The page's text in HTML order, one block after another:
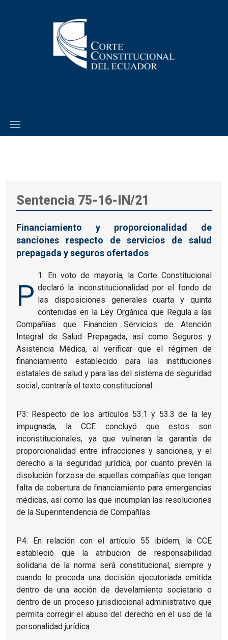
Sentencia 75-16-IN/21
Financiamiento y proporcionalidad de
sanciones respecto de servicios de salud
prepagada y seguros ofertados
P
1: En voto de mayoría, la Corte Constitucional
declaró la inconstitucionalidad por el fondo de
las disposiciones generales cuarta y quinta
contenidas en la Ley Orgánica que Regula a las
Compañías que Financien Servicios de Atención
Integral de Salud Prepagada, así como Seguros y
Asistencia Médica, al verificar que el régimen de
financiamiento establecido para las instituciones
estatales de salud y para las del sistema de seguridad
social, contraría el texto constitucional.
P3: Respecto de los artículos 53.1 y 53.3 de la ley
impugnada, la CCE concluyó que estos son
inconstitucionales, ya que vulneran la garantía de
proporcionalidad entre infracciones y sanciones, y el
derecho a la seguridad jurídica, por cuanto prevén la
disolución forzosa de aquellas compañías que tengan
falta de cobertura de financiamiento para emergencias
médicas, así como las que incumplan las resoluciones
de la Superintendencia de Compañías.
P4: En relación con el artículo 55 ibídem, la CCE
estableció que la atribución de responsabilidad
solidaria de la norma será constitucional, siempre y
cuando le preceda una decisión ejecutoriada emitida
dentro de una acción de develamiento societario o
dentro de un proceso jurisdiccional administrativo que
permita corregir el abuso del derecho en el uso de la
personalidad jurídica.